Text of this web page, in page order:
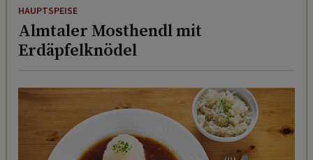
HAUPTSPEISE
Almtaler Mosthendl mit
Erdäpfelknödel